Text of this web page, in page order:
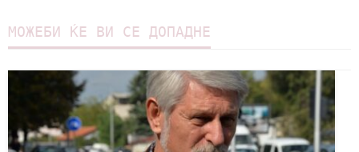
МОЖЕБИ ЌЕ ВИ СЕ ДОПАДНЕ